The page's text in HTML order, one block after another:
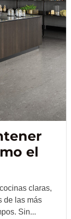
el
claras,
de las más
Sin...